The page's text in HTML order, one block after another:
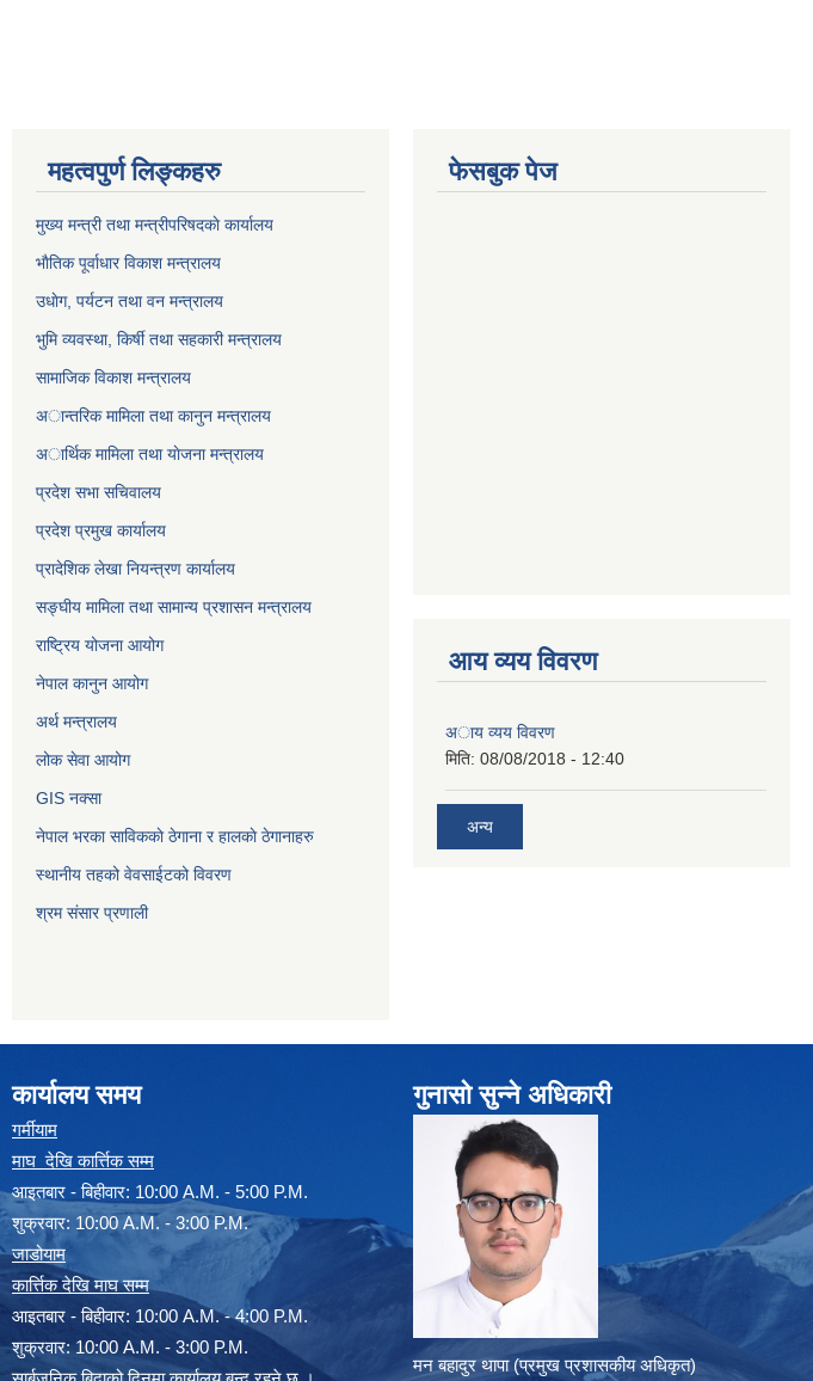
महत्वपुर्ण लिङ्कहरु
मुख्य मन्त्री तथा मन्त्रीपरिषदकाे कार्यालय
भाैतिक पूर्वाधार विकाश मन्त्रालय
उधाेग, पर्यटन तथा वन मन्त्रालय
भुमि व्यवस्था, किर्षी तथा सहकारी मन्त्रालय
सामाजिक विकाश मन्त्रालय
अान्तरिक मामिला तथा कानुन मन्त्रालय
अार्थिक मामिला तथा याेजना मन्त्रालय
प्रदेश सभा सचिवालय
प्रदेश प्रमुख कार्यालय
प्रादेशिक लेखा नियन्त्रण कार्यालय
सङ्‍घीय मामिला तथा सामान्य प्रशासन मन्त्रालय
राष्ट्रिय योजना आयोग
नेपाल कानुन आयोग
अर्थ मन्त्रालय
लोक सेवा आयोग
GIS नक्सा
नेपाल भरका साविककाे ठेगाना र हालकाे ठेगानाहरु
स्थानीय तहको वेवसाईटको विवरण
श्रम संसार प्रणाली
फेसबुक पेज
आय व्यय विवरण
अाय व्यय विवरण
मिति: 08/08/2018 - 12:40
अन्य
कार्यालय समय
गर्मीयाम
माघ देखि कार्त्तिक सम्म
आइतबार - बिहीवार: 10:00 A.M. - 5:00 P.M.
शुक्रवार: 10:00 A.M. - 3:00 P.M.
जाडोयाम
कार्त्तिक देखि माघ सम्म
आइतबार - बिहीवार: 10:00 A.M. - 4:00 P.M.
शुक्रवार: 10:00 A.M. - 3:00 P.M.
गुनासो सुन्ने अधिकारी
मन बहादुर थापा (प्रमुख प्रशासकीय अधिकृत)